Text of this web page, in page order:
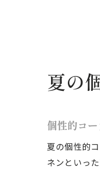
夏の
個性的コ
夏の個性的
ネンといっ